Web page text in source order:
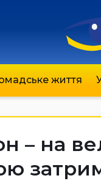
життя
– на